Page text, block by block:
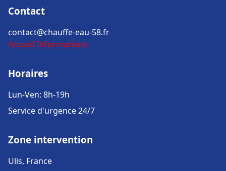
Contact
contact@chauffe-eau-58.fr
Accueil Informations
Horaires
Lun-Ven: 8h-19h
Service d'urgence 24/7
Zone intervention
Ulis, France